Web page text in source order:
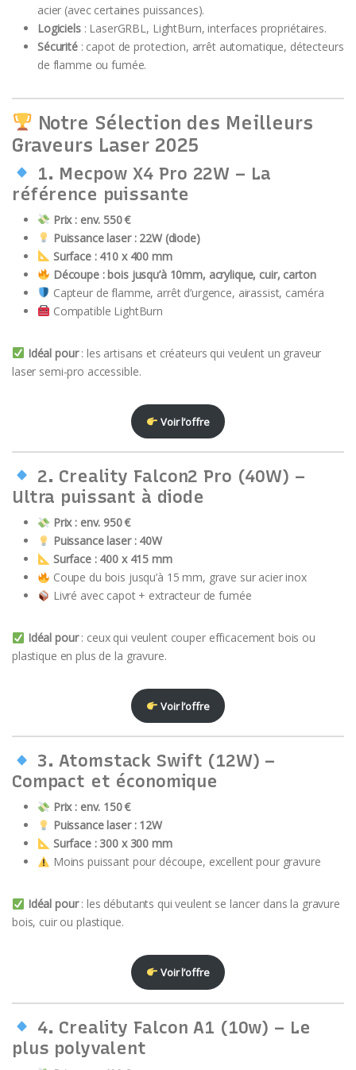
acier (avec certaines puissances).
Logiciels: LaserGRBL, LightBurn, interfaces propriétaires.
Sécurité: capot de protection, arrêt automatique, détecteurs
de flamme ou fumée.
Notre Sélection des Meilleurs
Graveurs Laser 2025
1. Mecpow X4 Pro 22W – La
référence puissante
Prix : env. 550 €
Puissance laser : 22W (diode)
Surface : 410 x 400 mm
Découpe : bois jusqu’à 10mm, acrylique, cuir, carton
Capteur de flamme, arrêt d’urgence, airassist, caméra
Compatible LightBurn
Idéal pour: les artisans et créateurs qui veulent un graveur
laser semi-pro accessible.
Voir l’offre
2. Creality Falcon2 Pro (40W) –
Ultra puissant à diode
Prix : env. 950 €
Puissance laser : 40W
Surface : 400 x 415 mm
Coupe du bois jusqu’à 15 mm, grave sur acier inox
Livré avec capot + extracteur de fumée
Idéal pour: ceux qui veulent couper efficacement bois ou
plastique en plus de la gravure.
Voir l’offre
3.Atomstack Swift (12W) –
Compact et économique
Prix : env. 150 €
Puissance laser : 12W
Surface : 300 x 300 mm
Moins puissant pour découpe, excellent pour gravure
Idéal pour: les débutants qui veulent se lancer dans la gravure
bois, cuir ou plastique.
Voir l’offre
4. Creality Falcon A1 (10w) – Le
plus polyvalent